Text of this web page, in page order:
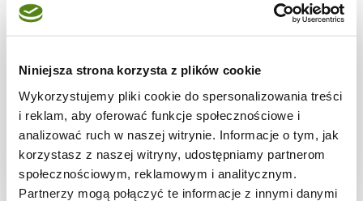
Niniejsza strona korzysta z plików cookie
Wykorzystujemy pliki cookie do spersonalizowania treści
i reklam, aby oferować funkcje społecznościowe i
analizować ruch w naszej witrynie. Informacje o tym, jak
korzystasz z naszej witryny, udostępniamy partnerom
społecznościowym, reklamowym i analitycznym.
Partnerzy mogą połączyć te informacje z innymi danymi
Ciasto "Truskawkowa fantazja"
2 godz. 4798 kcal 15